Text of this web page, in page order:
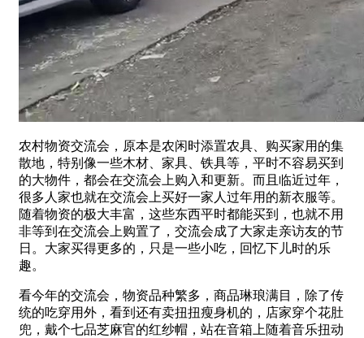
农村物资交流会，原本是农闲时添置农具、购买家用的集
散地，特别像一些木材、家具、铁具等，平时不容易买到
的大物件，都会在交流会上购入和更新。而且临近过年，
很多人家也就在交流会上买好一家人过年用的新衣服等。
随着物资的极大丰富，这些东西平时都能买到，也就不用
非等到在交流会上购置了，交流会成了大家走亲访友的节
日。大家买得更多的，只是一些小吃，回忆下儿时的乐
趣。
看今年的交流会，物资品种繁多，商品琳琅满目，除了传
统的吃穿用外，看到还有卖扭扭瘦身机的，店家穿个花肚
兜，戴个七品芝麻官的红纱帽，站在音箱上随着音乐扭动